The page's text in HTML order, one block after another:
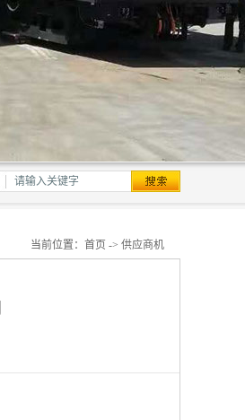
当前位置： 首页 -> 供应商机